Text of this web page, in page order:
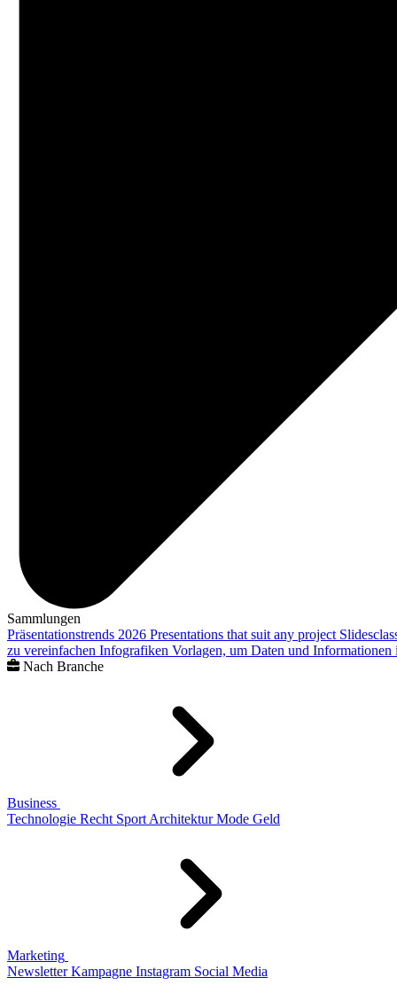
Sammlungen
Präsentationstrends 2026 Presentations that suit any project
zu vereinfachen Infografiken Vorlagen, um Daten und
Nach Branche
Business
Technologie Recht Sport Architektur Mode Geld
Marketing
Newsletter Kampagne Instagram Social Media